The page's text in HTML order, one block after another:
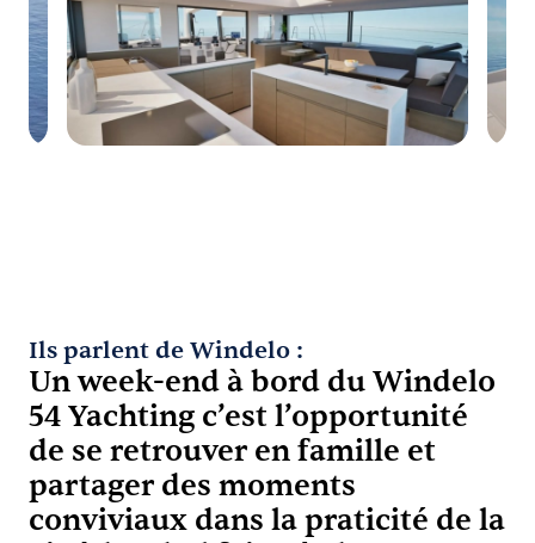
Ils parlent de Windelo :
Un week-end à bord du Windelo
54 Yachting c’est l’opportunité
de se retrouver en famille et
partager des moments
conviviaux dans la praticité de la